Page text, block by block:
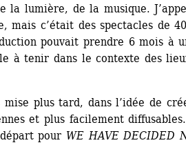
la lumière, de la musique.
mais c’était des spectacles de
pouvait prendre 6 mois à
à tenir dans le contexte des
mise plus tard, dans l’idée de
et plus facilement diffusables.
pour WE HAVE DECIDED